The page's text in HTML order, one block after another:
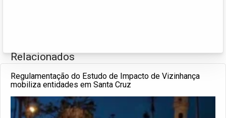
Relacionados
Regulamentação do Estudo de Impacto de Vizinhança
mobiliza entidades em Santa Cruz